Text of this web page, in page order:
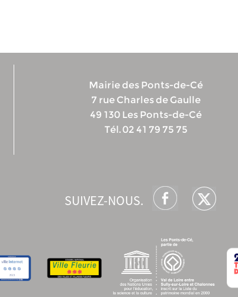
Mairie des Ponts-de-Cé
7 rue Charles de Gaulle
49 130 Les Ponts-de-Cé
Tél. 02 41 79 75 75
SUIVEZ-NOUS.